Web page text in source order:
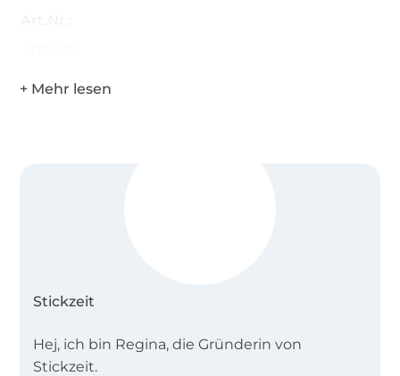
Stickzeit
Hej, ich bin Regina, die Gründerin von
Stickzeit.